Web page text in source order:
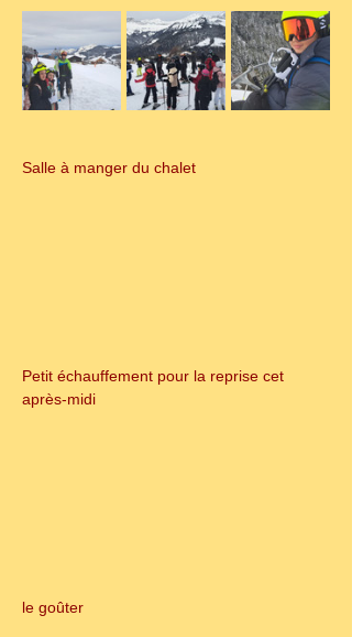
Salle à manger du chalet
Petit échauffement pour la reprise cet
après-midi
le goûter